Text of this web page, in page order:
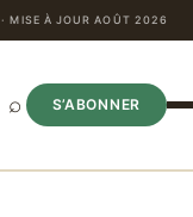
MISE À JOUR AOÛT 2026
⌕ S’ABONNER